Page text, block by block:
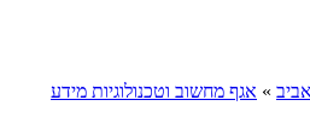
» אגף מחשוב וטכנולוגיות מידע